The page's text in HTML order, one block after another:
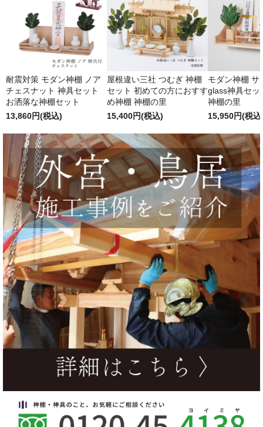
耐震対策 モダン神棚 ノア
チェスナット 神具セット
お洒落な神棚セット
13,860円(税込)
屋根違い三社 つむぎ 神棚
セット 初めての方におすす
め神棚 神棚の里
15,400円(税込)
モダン神棚 サ
glass神具セッ
神棚の里
15,950円(税込